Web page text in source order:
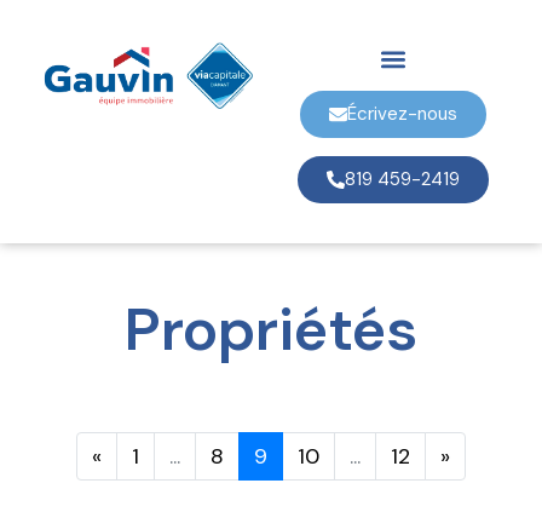
Écrivez-nous
819 459-2419
Propriétés
« 1 ... 8 9 10 ... 12 »